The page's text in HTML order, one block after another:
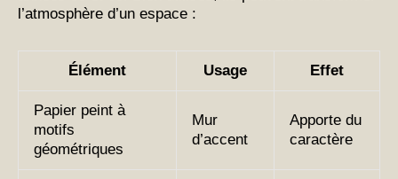
l’atmosphère d’un espace :
Élément Usage Effet
Papier peint à
motifs
géométriques
Mur
d’accent
Apporte du
caractère